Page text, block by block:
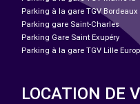
Parking à la gare TGV Bordeaux
Parking gare Saint-Charles
Parking Gare Saint Exupéry
Parking à la gare TGV Lille
LOCATION DE